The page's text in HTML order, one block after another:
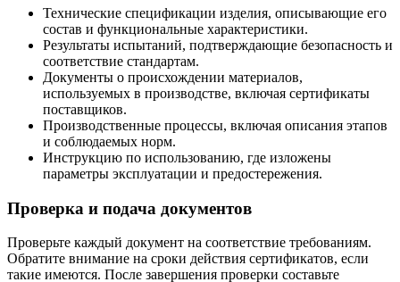
Технические спецификации изделия, описывающие его
состав и функциональные характеристики.
Результаты испытаний, подтверждающие безопасность и
соответствие стандартам.
Документы о происхождении материалов,
используемых в производстве, включая сертификаты
поставщиков.
Производственные процессы, включая описания этапов
и соблюдаемых норм.
Инструкцию по использованию, где изложены
параметры эксплуатации и предостережения.
Проверка и подача документов
Проверьте каждый документ на соответствие требованиям.
Обратите внимание на сроки действия сертификатов, если
такие имеются. После завершения проверки составьте